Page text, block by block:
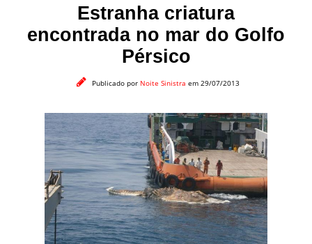
Estranha criatura
encontrada no mar do Golfo
Pérsico
Publicado por Noite Sinistra em 29/07/2013